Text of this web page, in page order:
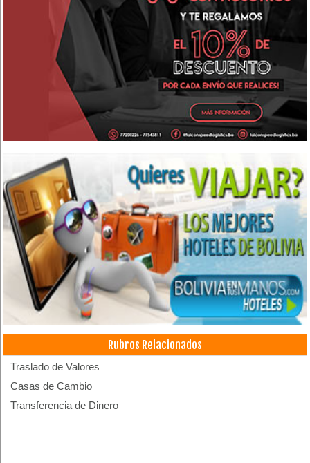
Rubros Relacionados
Traslado de Valores
Casas de Cambio
Transferencia de Dinero